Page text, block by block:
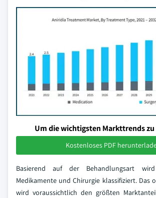
Um die wichtigsten Markttrends
Kostenloses PDF
Basierend auf der Behandlungsart
Medikamente und Chirurgie klassifiziert. Das
wird voraussichtlich den größten